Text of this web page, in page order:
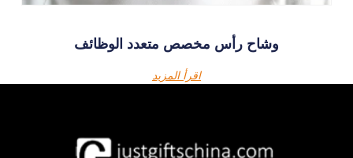
وشاح رأس مخصص متعدد الوظائف
اقرأ المزيد